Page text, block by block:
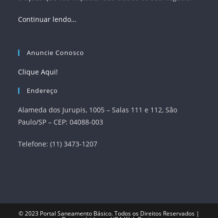
Continuar lendo…
Anuncie Conosco
Clique Aqui!
Endereço
Alameda dos Jurupis, 1005 – Salas 111 e 112, São
Paulo/SP – CEP: 04088-003
Telefone: (11) 3473-1207
© 2023 Portal Saneamento Básico. Todos os Direitos Reservados |